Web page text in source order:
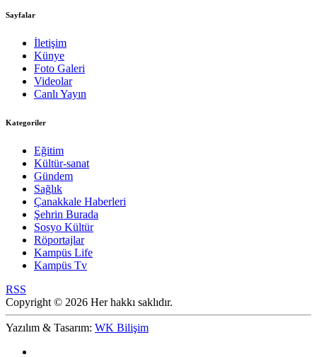
Sayfalar
İletişim
Künye
Foto Galeri
Videolar
Canlı Yayın
Kategoriler
Eğitim
Kültür-sanat
Gündem
Sağlık
Çanakkale Haberleri
Şehrin Burada
Sosyo Kültür
Röportajlar
Kampüs Life
Kampüs Tv
RSS
Copyright © 2026 Her hakkı saklıdır.
Yazılım & Tasarım: WK Bilişim